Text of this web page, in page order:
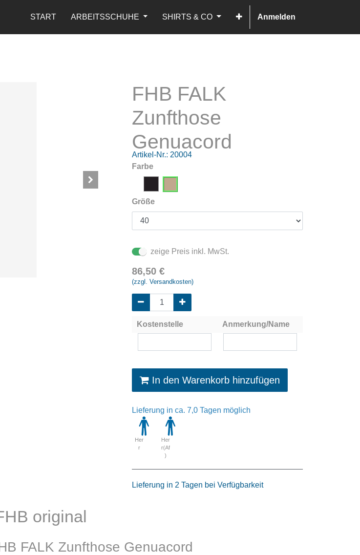
START ARBEITSSCHUHE SHIRTS & CO Anmelden
FHB FALK
Zunfthose
Genuacord
Artikel-Nr.: 20004
Farbe
Größe
zeige Preis inkl. MwSt.
86,50 €
(zzgl. Versandkosten)
Kostenstelle Anmerkung/Name
In den Warenkorb hinzufügen
Lieferung in ca. 7,0 Tagen möglich
Her
r
Her
r(Af
)
Lieferung in 2 Tagen bei Verfügbarkeit
original
FALK Zunfthose Genuacord